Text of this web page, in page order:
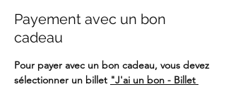
Payement avec un bon
cadeau
Pour payer avec un bon cadeau, vous devez
sélectionner un billet "J'ai un bon - Billet